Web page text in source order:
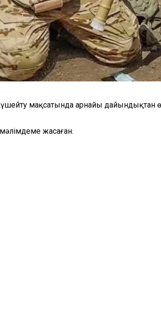
мақсатында арнайы дайындықтан
мәлімдеме жасаған.